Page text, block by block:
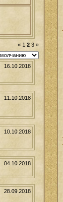
« 1 2 3 »
16.10.2018
11.10.2018
10.10.2018
04.10.2018
28.09.2018